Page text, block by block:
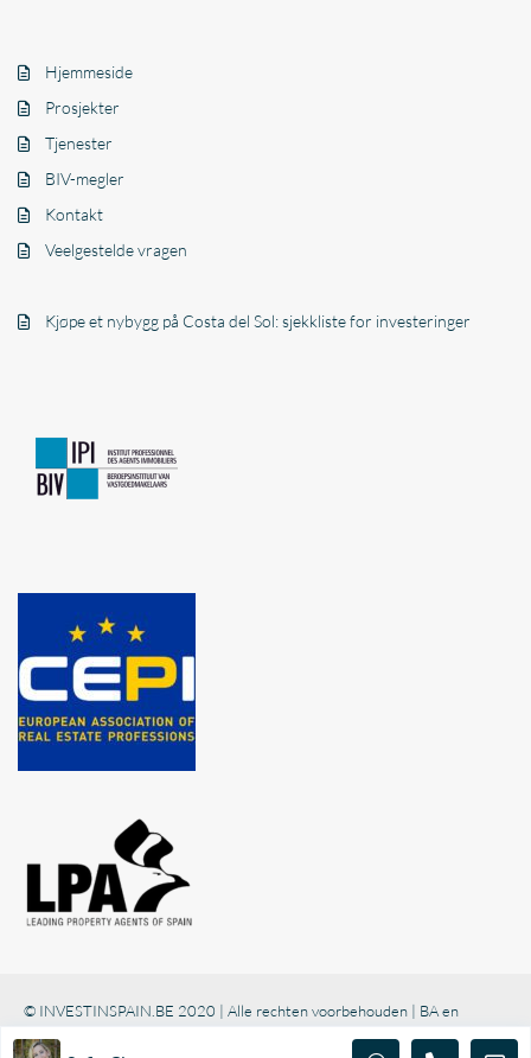
Hjemmeside
Prosjekter
Tjenester
BIV-megler
Kontakt
Veelgestelde vragen
Kjøpe et nybygg på Costa del Sol: sjekkliste for investeringer
© INVESTINSPAIN.BE 2020 | Alle rechten voorbehouden | BA en
borgstelling via NV AXA Belgium (polisnr. 730.390.160)